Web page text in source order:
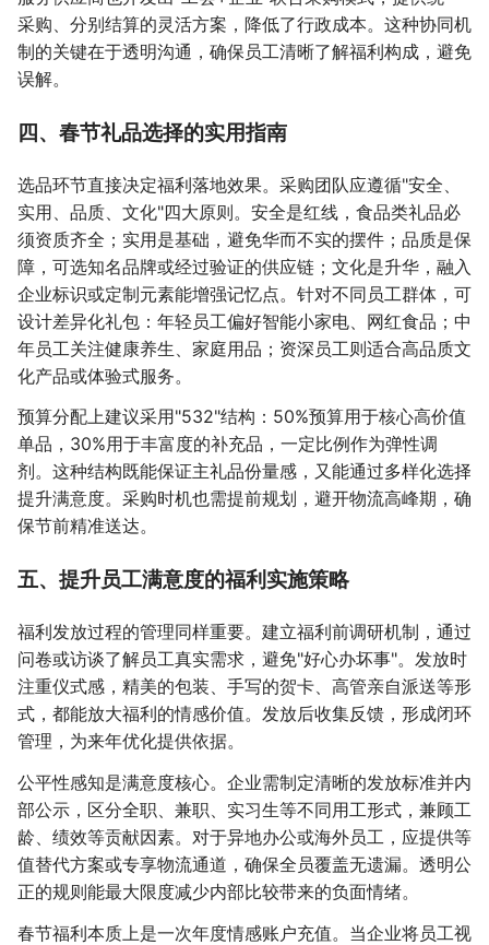
采购、分别结算的灵活方案，降低了行政成本。这种协同机
制的关键在于透明沟通，确保员工清晰了解福利构成，避免
误解。
四、春节礼品选择的实用指南
选品环节直接决定福利落地效果。采购团队应遵循"安全、
实用、品质、文化"四大原则。安全是红线，食品类礼品必
须资质齐全；实用是基础，避免华而不实的摆件；品质是保
障，可选知名品牌或经过验证的供应链；文化是升华，融入
企业标识或定制元素能增强记忆点。针对不同员工群体，可
设计差异化礼包：年轻员工偏好智能小家电、网红食品；中
年员工关注健康养生、家庭用品；资深员工则适合高品质文
化产品或体验式服务。
预算分配上建议采用"532"结构：50%预算用于核心高价值
单品，30%用于丰富度的补充品，一定比例作为弹性调
剂。这种结构既能保证主礼品份量感，又能通过多样化选择
提升满意度。采购时机也需提前规划，避开物流高峰期，确
保节前精准送达。
五、提升员工满意度的福利实施策略
福利发放过程的管理同样重要。建立福利前调研机制，通过
问卷或访谈了解员工真实需求，避免"好心办坏事"。发放时
注重仪式感，精美的包装、手写的贺卡、高管亲自派送等形
式，都能放大福利的情感价值。发放后收集反馈，形成闭环
管理，为来年优化提供依据。
公平性感知是满意度核心。企业需制定清晰的发放标准并内
部公示，区分全职、兼职、实习生等不同用工形式，兼顾工
龄、绩效等贡献因素。对于异地办公或海外员工，应提供等
值替代方案或专享物流通道，确保全员覆盖无遗漏。透明公
正的规则能最大限度减少内部比较带来的负面情绪。
春节福利本质上是一次年度情感账户充值。当企业将员工视